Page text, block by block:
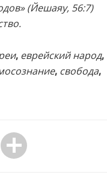
(Йешаяу, 56:7)
, еврейский народ,
, свобода,